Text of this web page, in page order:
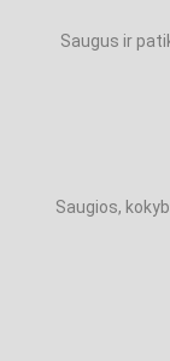
Saugus ir
Saugios,